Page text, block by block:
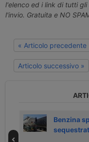
l'elenco ed i link di tutti
l'invio. Gratuita e NO
« Articolo precedente
Articolo successivo »
Benzina